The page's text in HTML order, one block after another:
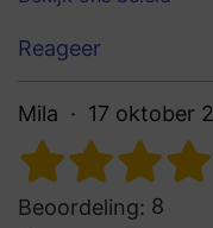
Reageer
Mila 17 oktober
Beoordeling: 8